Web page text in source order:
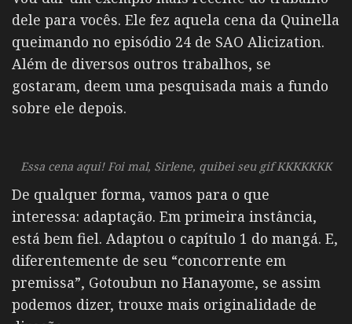
dele para vocês. Ele fez aquela cena da Quinella
queimando no episódio 24 de SAO Alicization.
Além de diversos outros trabalhos, se
gostaram, deem uma pesquisada mais a fundo
sobre ele depois.
Essa cena aqui! Foi mal, Sirlene, quibei seu gif KKKKKKK
De qualquer forma, vamos para o que
interessa: adaptação. Em primeira instância,
está bem fiel. Adaptou o capítulo 1 do mangá. E,
diferentemente de seu “concorrente em
premissa”, Gotoubun no Hanayome, se assim
podemos dizer, trouxe mais originalidade de